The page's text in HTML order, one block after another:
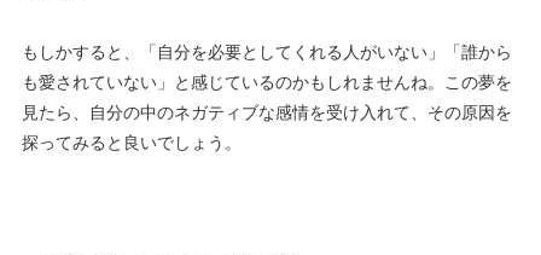
もしかすると、「自分を必要としてくれる人がいない」「誰から
も愛されていない」と感じているのかもしれませんね。この夢を
見たら、自分の中のネガティブな感情を受け入れて、その原因を
探ってみると良いでしょう。